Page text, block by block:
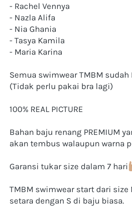
- Rachel Vennya
- Nazla Alifa
- Nia Ghania
- Tasya Kamila
- Maria Karina
Semua swimwear TMBM sudah
(Tidak perlu pakai bra lagi)
100% REAL PICTURE
Bahan baju renang PREMIUM
akan tembus walaupun warna
Garansi tukar size dalam 7 hari
TMBM swimwear start dari size
setara dengan S di baju biasa.